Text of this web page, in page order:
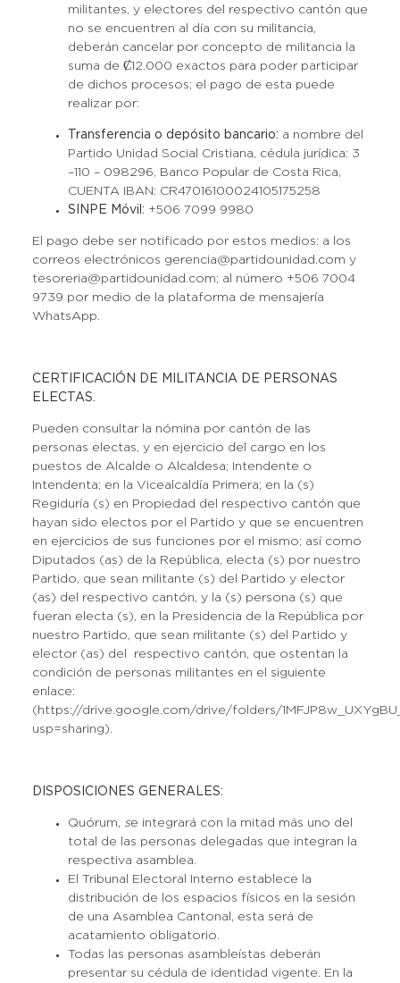
militantes, y electores del respectivo cantón que
no se encuentren al día con su militancia,
deberán cancelar por concepto de militancia la
suma de Ȼ12.000 exactos para poder participar
de dichos procesos; el pago de esta puede
realizar por:
Transferencia o depósito bancario: a nombre del
Partido Unidad Social Cristiana, cédula jurídica: 3
–110 – 098296, Banco Popular de Costa Rica,
CUENTA IBAN: CR47016100024105175258
SINPE Móvil: +506 7099 9980
El pago debe ser notificado por estos medios: a los
correos electrónicos gerencia@partidounidad.com y
tesoreria@partidounidad.com; al número +506 7004
9739 por medio de la plataforma de mensajería
WhatsApp.
CERTIFICACIÓN DE MILITANCIA DE PERSONAS
ELECTAS.
Pueden consultar la nómina por cantón de las
personas electas, y en ejercicio del cargo en los
puestos de Alcalde o Alcaldesa; Intendente o
Intendenta; en la Vicealcaldía Primera; en la (s)
Regiduría (s) en Propiedad del respectivo cantón que
hayan sido electos por el Partido y que se encuentren
en ejercicios de sus funciones por el mismo; así como
Diputados (as) de la República, electa (s) por nuestro
Partido, que sean militante (s) del Partido y elector
(as) del respectivo cantón, y la (s) persona (s) que
fueran electa (s), en la Presidencia de la República por
nuestro Partido, que sean militante (s) del Partido y
elector (as) del respectivo cantón, que ostentan la
condición de personas militantes en el siguiente
enlace:
(https://drive.google.com/drive/folders/
usp=sharing).
DISPOSICIONES GENERALES:
Quórum, se integrará con la mitad más uno del
total de las personas delegadas que integran la
respectiva asamblea.
El Tribunal Electoral Interno establece la
distribución de los espacios físicos en la sesión
de una Asamblea Cantonal, esta será de
acatamiento obligatorio.
Todas las personas asambleístas deberán
presentar su cédula de identidad vigente. En la